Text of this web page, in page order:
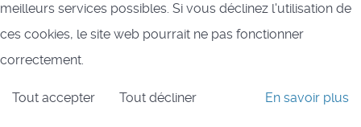
meilleurs services possibles. Si vous déclinez l'utilisation de
ces cookies, le site web pourrait ne pas fonctionner
correctement.
Tout accepter Tout décliner En savoir plus